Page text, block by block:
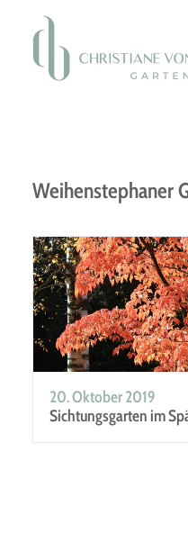
Weihenstephaner
20. Oktober 2019
Sichtungsgarten im